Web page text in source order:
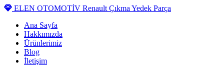
ELEN OTOMOTİV Renault Çıkma Yedek Parça
Ana Sayfa
Hakkımızda
Ürünlerimiz
Blog
İletişim